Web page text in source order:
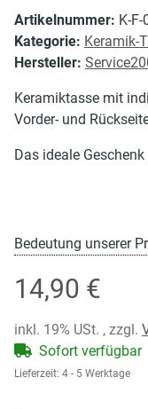
Artikelnummer: K-
Kategorie: Keramik-
Hersteller:
Keramiktasse mit
Vorder- und
Das ideale
Bedeutung unserer
14,90 €
inkl. 19% USt. , zzgl.
Sofort verfügbar
Lieferzeit: 4 - 5 Werktage